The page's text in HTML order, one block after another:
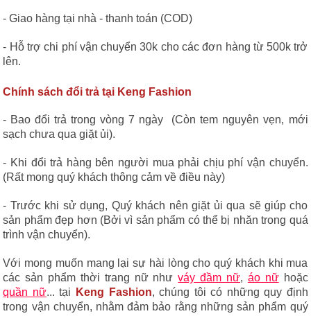
- Giao hàng tại nhà - thanh toán (COD)
- Hỗ trợ chi phí vận chuyển 30k cho các đơn hàng từ 500k trở
lên.
Chính sách đổi trả tại Keng Fashion
- Bao đổi trả trong vòng 7 ngày (Còn tem nguyên vẹn, mới
sạch chưa qua giặt ủi).
- Khi đổi trả hàng bên người mua phải chịu phí vận chuyển.
(Rất mong quý khách thông cảm về điều này)
- Trước khi sử dụng, Quý khách nên giặt ủi qua sẽ giúp cho
sản phẩm đẹp hơn (Bởi vì sản phẩm có thể bị nhăn trong quá
trình vận chuyển).
Với mong muốn mang lại sự hài lòng cho quý khách khi mua
các sản phẩm thời trang nữ nhưváy đầm nữ, áo nữhoặc
quần nữ... tại Keng Fashion, chúng tôi có những quy định
trong vận chuyển, nhằm đảm bảo rằng những sản phẩm quý